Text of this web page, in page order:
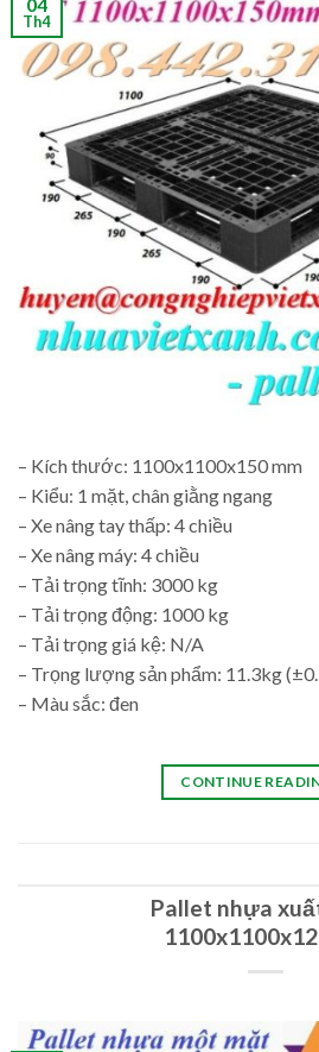
Th4
– Kích thước: 1100x1100x150 mm
– Kiểu: 1 mặt, chân giằng ngang
– Xe nâng tay thấp: 4 chiều
– Xe nâng máy: 4 chiều
– Tải trọng tĩnh: 3000 kg
– Tải trọng động: 1000 kg
– Tải trọng giá kệ: N/A
– Trọng lượng sản phẩm: 11.3kg
– Màu sắc: đen
CONTINUE
Pallet nhựa